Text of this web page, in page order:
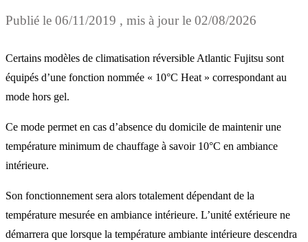
Publié le 06/11/2019 , mis à jour le 02/08/2026
Certains modèles de climatisation réversible Atlantic Fujitsu sont
équipés d’une fonction nommée « 10°C Heat » correspondant au
mode hors gel.
Ce mode permet en cas d’absence du domicile de maintenir une
température minimum de chauffage à savoir 10°C en ambiance
intérieure.
Son fonctionnement sera alors totalement dépendant de la
température mesurée en ambiance intérieure. L’unité extérieure ne
démarrera que lorsque la température ambiante intérieure descendra